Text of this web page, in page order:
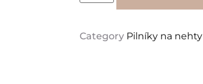
Category Pilníky na nehty